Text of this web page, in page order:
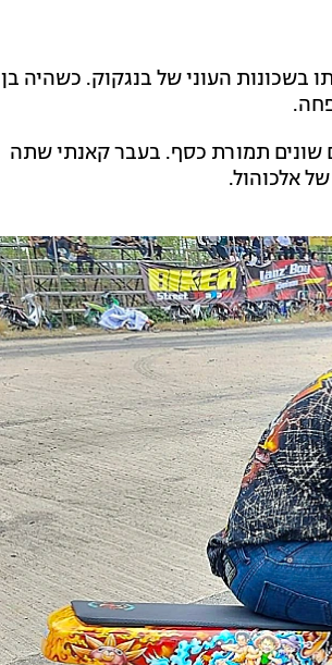
בשכונות העוני של בנגקוק. כשהיה בן
שונים תמורת כסף. בעבר קאנתי שתה
אלכוהול.